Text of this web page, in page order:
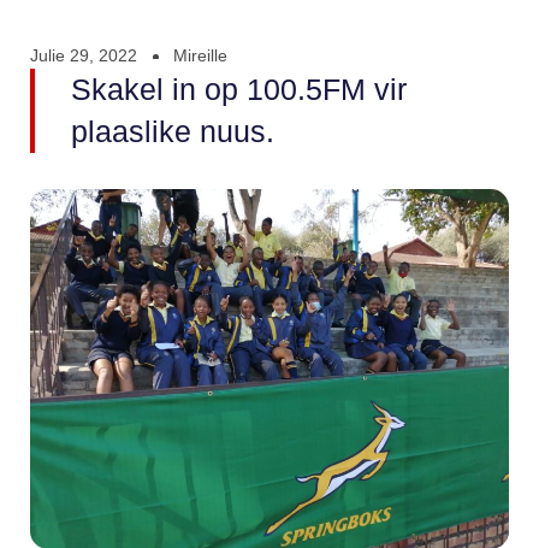
Julie 29, 2022 Mireille
Skakel in op 100.5FM vir
plaaslike nuus.